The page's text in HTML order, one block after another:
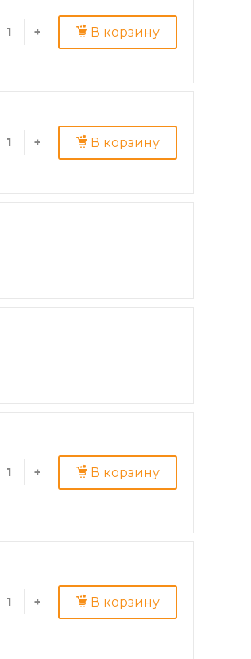
+ В корзину
+ В корзину
+ В корзину
+ В корзину